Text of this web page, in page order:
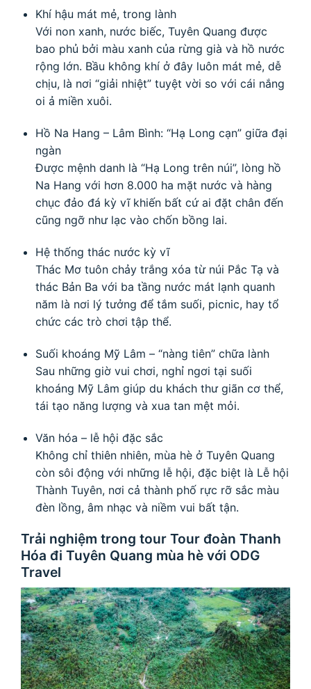
Khí hậu mát mẻ, trong lành
Với non xanh, nước biếc, Tuyên Quang được
bao phủ bởi màu xanh của rừng già và hồ nước
rộng lớn. Bầu không khí ở đây luôn mát mẻ, dễ
chịu, là nơi “giải nhiệt” tuyệt vời so với cái nắng
oi ả miền xuôi.
Hồ Na Hang – Lâm Bình: “Hạ Long cạn” giữa đại
ngàn
Được mệnh danh là “Hạ Long trên núi”, lòng hồ
Na Hang với hơn 8.000 ha mặt nước và hàng
chục đảo đá kỳ vĩ khiến bất cứ ai đặt chân đến
cũng ngỡ như lạc vào chốn bồng lai.
Hệ thống thác nước kỳ vĩ
Thác Mơ tuôn chảy trắng xóa từ núi Pắc Tạ và
thác Bản Ba với ba tầng nước mát lạnh quanh
năm là nơi lý tưởng để tắm suối, picnic, hay tổ
chức các trò chơi tập thể.
Suối khoáng Mỹ Lâm – “nàng tiên” chữa lành
Sau những giờ vui chơi, nghỉ ngơi tại suối
khoáng Mỹ Lâm giúp du khách thư giãn cơ thể,
tái tạo năng lượng và xua tan mệt mỏi.
Văn hóa – lễ hội đặc sắc
Không chỉ thiên nhiên, mùa hè ở Tuyên Quang
còn sôi động với những lễ hội, đặc biệt là Lễ hội
Thành Tuyên, nơi cả thành phố rực rỡ sắc màu
đèn lồng, âm nhạc và niềm vui bất tận.
Trải nghiệm trong tour Tour đoàn Thanh
Hóa đi Tuyên Quang mùa hè với ODG
Travel